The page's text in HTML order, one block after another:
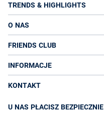
TRENDS & HIGHLIGHTS
O NAS
FRIENDS CLUB
INFORMACJE
KONTAKT
U NAS PŁACISZ BEZPIECZNIE